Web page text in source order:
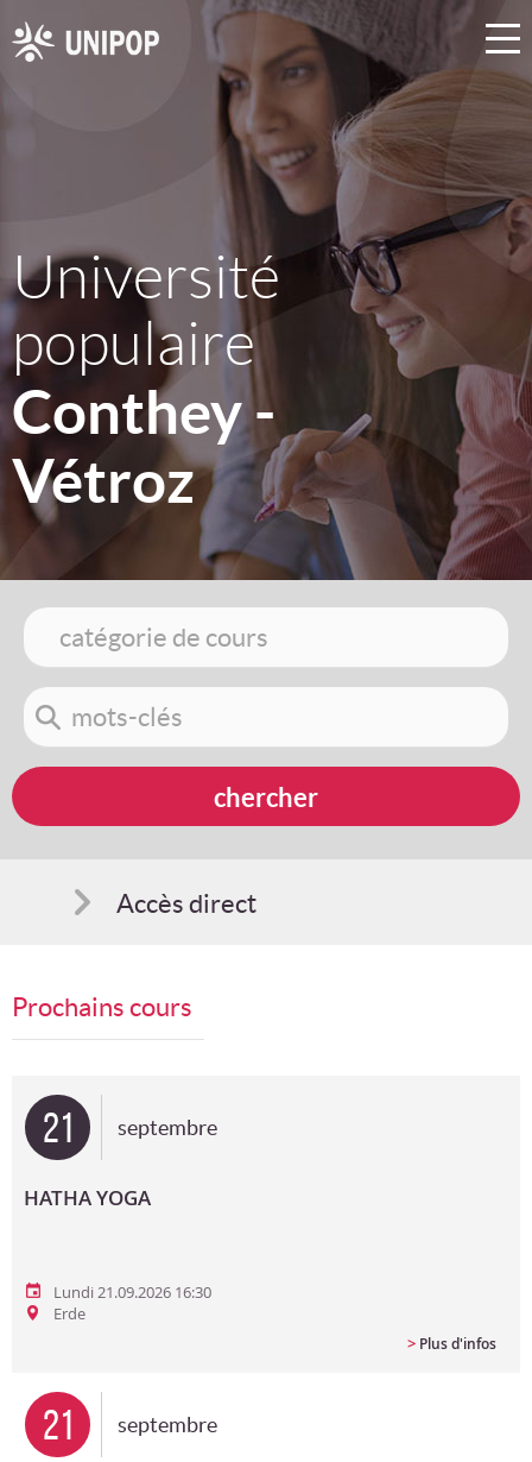
Université
populaire
Conthey -
Vétroz
Accès direct
Suggestions
Programme en PDF
Prochains cours
21 septembre
HATHA YOGA
Lundi 21.09.2026 16:30
Erde
> Plus d'infos
21 septembre